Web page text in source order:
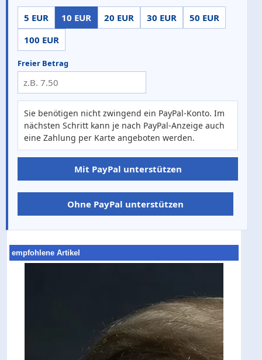
5 EUR 10 EUR 20 EUR 30 EUR
50 EUR
100 EUR
Freier Betrag
Sie benötigen nicht zwingend ein PayPal-Konto. Im
nächsten Schritt kann je nach PayPal-Anzeige auch
eine Zahlung per Karte angeboten werden.
Mit PayPal unterstützen
Ohne PayPal unterstützen
empfohlene Artikel